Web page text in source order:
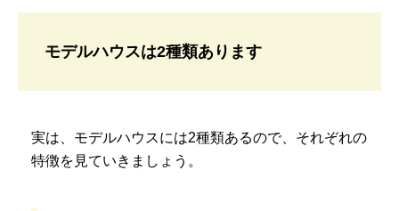
モデルハウスは2種類あります
実は、モデルハウスには2種類あるので、それぞれの
特徴を見ていきましょう。